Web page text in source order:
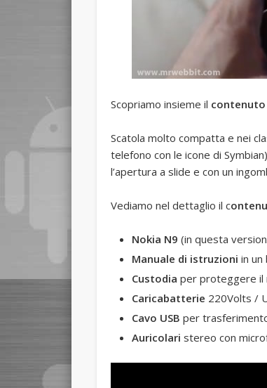
Scopriamo insieme il
Scatola molto compatta e nei
telefono con le icone di
l’apertura a slide e con un
Vediamo nel dettaglio il c
Nokia N9 (in questa
Manuale di istruzioni in un
Custodia per proteggere il
Caricabatterie 220Volts /
Cavo USB per
Auricolari stereo con